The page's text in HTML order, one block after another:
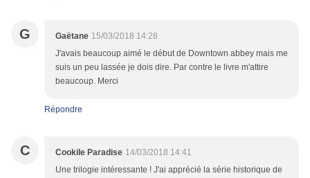
G Gaëtane 15/03/2018 14:28
J'avais beaucoup aimé le début de Downtown abbey mais me
suis un peu lassée je dois dire. Par contre le livre m'attire
beaucoup. Merci
Répondre
C Cookile Paradise 14/03/2018 14:41
Une trilogie intéressante ! J'ai apprécié la série historique de